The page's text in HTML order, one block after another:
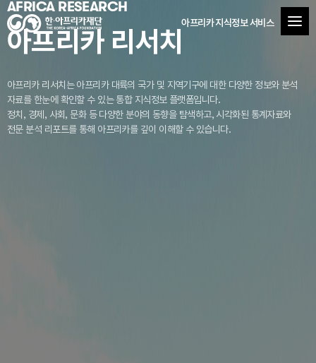
아프리카 지식정보 서비스
AFRICA RESEARCH
아프리카 리서치
아프리카 리서치는 아프리카 대륙의 국가 및 지역기구에 대한 다양한 정보와 분석
자료를 한눈에 확인할 수 있는 통합 지식정보 플랫폼입니다.
정치, 경제, 사회, 문화 등 다양한 분야의 동향을 탐색하고, 시각화된 통계자료와
전문 분석 리포트를 통해 아프리카를 깊이 이해할 수 있습니다.